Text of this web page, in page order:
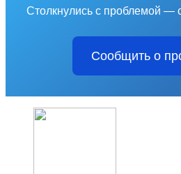
Столкнулись с проблемой —
Сообщить о